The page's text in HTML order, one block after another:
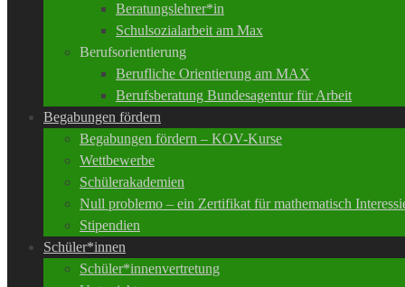
Beratungslehrer*in
Schulsozialarbeit am Max
Berufsorientierung
Berufliche Orientierung am MAX
Berufsberatung Bundesagentur für Arbeit
Begabungen fördern
Begabungen fördern – KOV-Kurse
Wettbewerbe
Schülerakademien
Null problemo – ein Zertifikat für mathematisch
Stipendien
Schüler*innen
Schüler*innenvertretung